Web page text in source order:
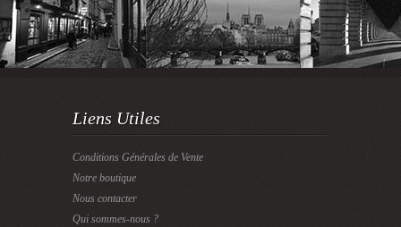
Liens Utiles
Conditions Générales de Vente
Notre boutique
Nous contacter
Qui sommes-nous ?